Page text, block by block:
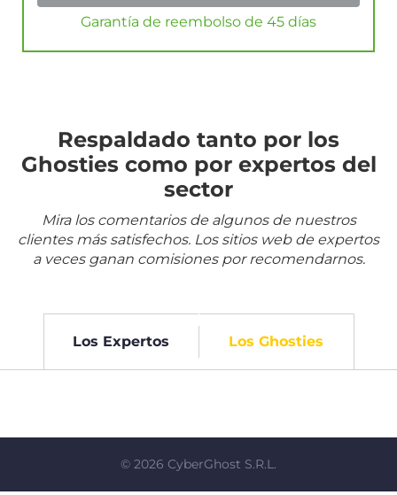
Garantía de reembolso de 45 días
Respaldado tanto por los
Ghosties como por expertos del
sector
Mira los comentarios de algunos de nuestros
clientes más satisfechos. Los sitios web de expertos
a veces ganan comisiones por recomendarnos.
Los Expertos Los Ghosties
© 2026 CyberGhost S.R.L.